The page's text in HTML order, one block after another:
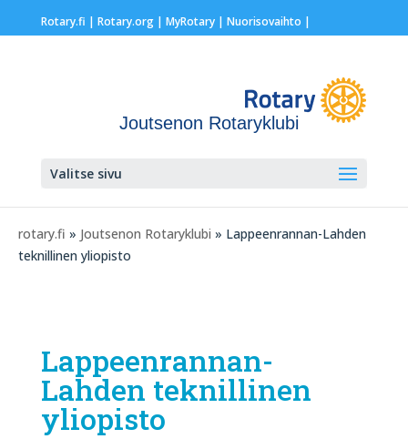
Rotary.fi | Rotary.org| MyRotary | Nuorisovaihto |
Joutsenon Rotaryklubi
Valitse sivu
rotary.fi » Joutsenon Rotaryklubi » Lappeenrannan-Lahden
teknillinen yliopisto
Lappeenrannan-
Lahden teknillinen
yliopisto